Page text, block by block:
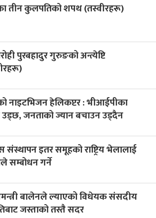
तीन कुलपतिको शपथ (तस्वीरहरू)
पुरबहादुर गुरुङको अन्त्येष्टि
नाइटभिजन हेलिकप्टर : भीआईपीका
उड्छ, जनताको ज्यान बचाउन उड्दैन
संस्थापन इतर समूहको राष्ट्रिय भेलालाई
सम्बोधन गर्ने
बालेनले ल्याएको विधेयक संसदीय
जस्ताको तस्तै सदर